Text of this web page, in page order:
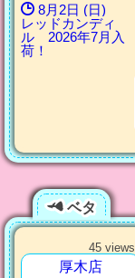
8月2日 (日)
レッドカンディ
ル 2026年7月入
荷！
ベタ
45 views
厚木店